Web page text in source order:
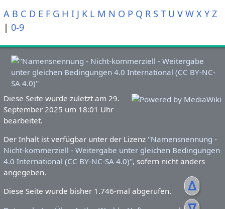
ᐃ
A B C D E F G H I J K L M N O P Q R S T U V W X Y Z
| 0-9
Diese Seite wurde zuletzt am 29.
September 2025 um 18:01 Uhr
bearbeitet.
Der Inhalt ist verfügbar unter der Lizenz ''Namensnennung -
Nicht-kommerziell - Weitergabe unter gleichen Bedingungen
4.0 International (CC BY-NC-SA 4.0)'', sofern nicht anders
angegeben.
Diese Seite wurde bisher 1.746-mal abgerufen.